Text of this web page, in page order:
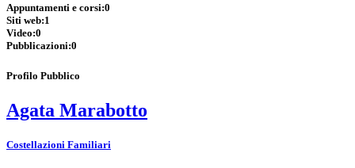
Appuntamenti e corsi:0
Siti web:1
Video:0
Pubblicazioni:0
Profilo Pubblico
Agata Marabotto
Costellazioni Familiari